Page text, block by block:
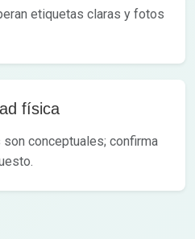
etiquetas claras y fotos
física
conceptuales; confirma